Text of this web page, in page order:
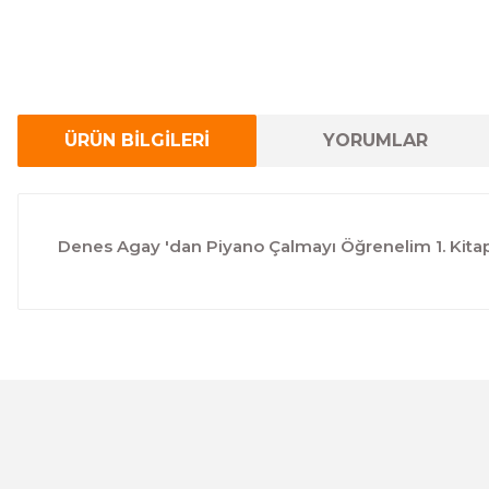
ÜRÜN BİLGİLERİ YORUMLAR
Denes Agay 'dan Piyano Çalmayı Öğrenelim 1.